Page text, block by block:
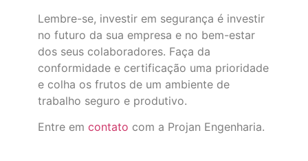
Lembre-se, investir em segurança é investir
no futuro da sua empresa e no bem-estar
dos seus colaboradores. Faça da
conformidade e certificação uma prioridade
e colha os frutos de um ambiente de
trabalho seguro e produtivo.
Entre em contato com a Projan Engenharia.